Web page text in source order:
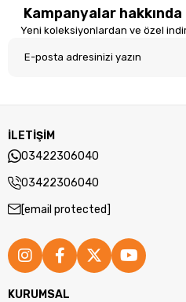
Kampanyalar
Yeni koleksiyonlardan ve özel
İLETİŞİM
03422306040
03422306040
[email protected]
KURUMSAL